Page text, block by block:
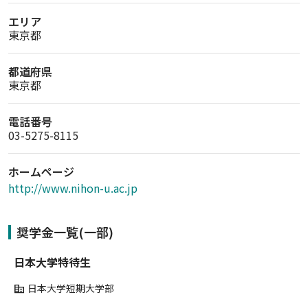
エリア
東京都
都道府県
東京都
電話番号
03-5275-8115
ホームページ
http://www.nihon-u.ac.jp
奨学金一覧(一部)
日本大学特待生
corporate_fare 日本大学短期大学部